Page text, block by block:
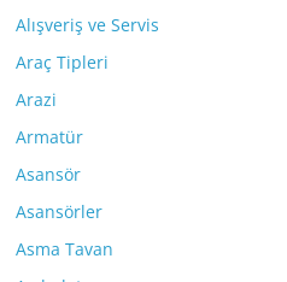
Alışveriş ve Servis
Araç Tipleri
Arazi
Armatür
Asansör
Asansörler
Asma Tavan